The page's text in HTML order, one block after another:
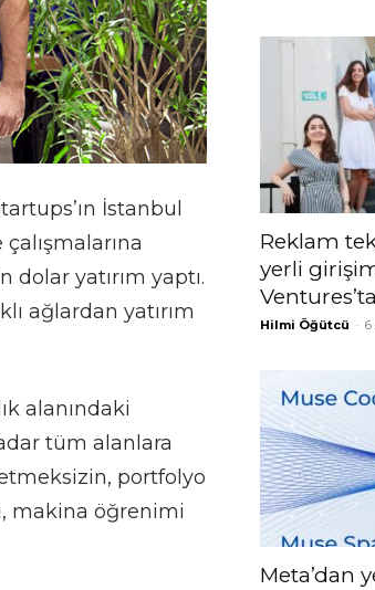
İstanbul
dolar yatırım yaptı.
ağlardan yatırım
alanındaki
tüm alanlara
portfolyo
makina öğrenimi
Reklam
yerli
Hilmi Öğütcü - 6
Meta’dan